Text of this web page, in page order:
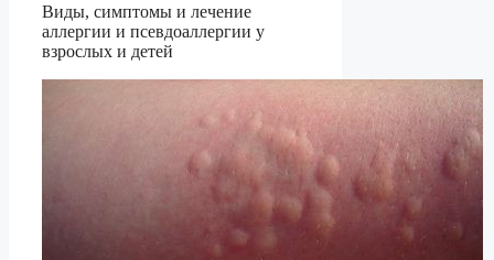
Виды, симптомы и лечение
аллергии и псевдоаллергии у
взрослых и детей